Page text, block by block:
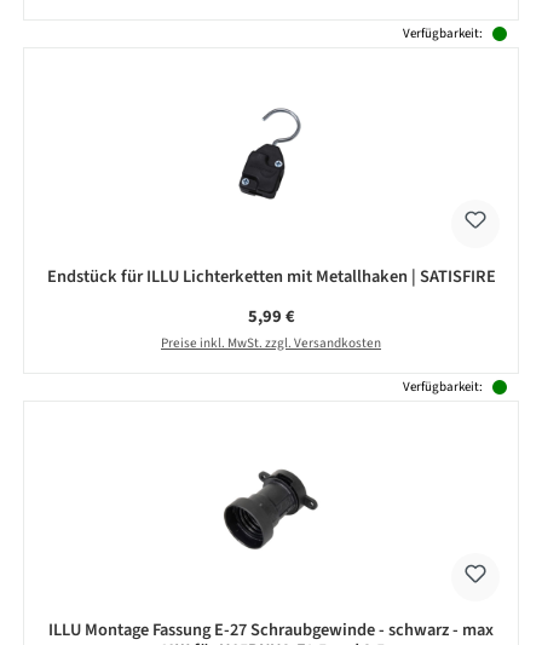
Verfügbarkeit:
Endstück für ILLU Lichterketten mit Metallhaken | SATISFIRE
Regulärer Preis:
5,99 €
Preise inkl. MwSt. zzgl. Versandkosten
Verfügbarkeit:
ILLU Montage Fassung E-27 Schraubgewinde - schwarz - max